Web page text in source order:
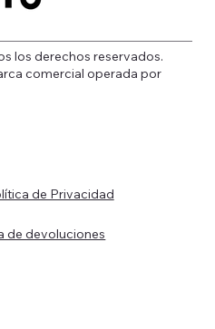
los derechos reservados.
comercial operada por
de Privacidad
de devoluciones